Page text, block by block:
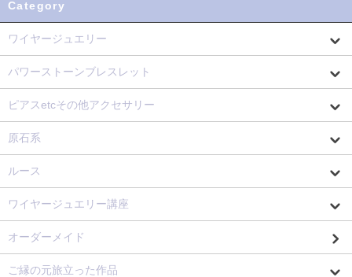
Category
ワイヤージュエリー
パワーストーンブレスレット
ピアスetcその他アクセサリー
原石系
ルース
ワイヤージュエリー講座
オーダーメイド
ご縁の元旅立った作品